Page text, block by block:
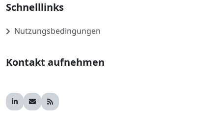
Schnelllinks
Nutzungsbedingungen
Kontakt aufnehmen